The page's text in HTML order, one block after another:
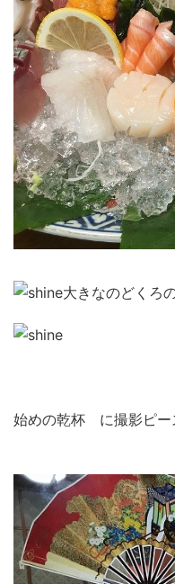
大きなのどくろ
始めの乾杯 に撮影ピー